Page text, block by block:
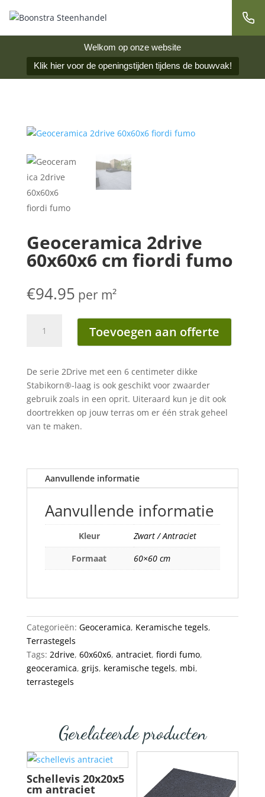
Welkom op onze website
Klik hier voor de openingstijden tijdens de bouwvak!
Geoceramica 2drive
60x60x6 cm fiordi fumo
€94.95 per m²
2drive
fiordi
fumo
aantal
Toevoegen aan offerte
De serie 2Drive met een 6 centimeter dikke
Stabikorn®-laag is ook geschikt voor zwaarder
gebruik zoals in een oprit. Uiteraard kun je dit ook
doortrekken op jouw terras om er één strak geheel
van te maken.
Aanvullende informatie
Aanvullende informatie
Kleur
Zwart / Antraciet
Formaat
60×60 cm
Categorieën: Geoceramica, Keramische tegels,
Terrastegels
Tags: 2drive, 60x60x6, antraciet, fiordi fumo,
geoceramica, grijs, keramische tegels, mbi,
terrastegels
Gerelateerde producten
Schellevis 20x20x5
cm antraciet